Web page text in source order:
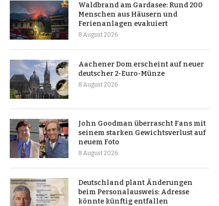
Waldbrand am Gardasee: Rund 200
Menschen aus Häusern und
Ferienanlagen evakuiert
8 August 2026
Aachener Dom erscheint auf neuer
deutscher 2-Euro-Münze
8 August 2026
John Goodman überrascht Fans mit
seinem starken Gewichtsverlust auf
neuem Foto
8 August 2026
Deutschland plant Änderungen
beim Personalausweis: Adresse
könnte künftig entfallen